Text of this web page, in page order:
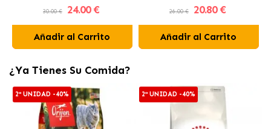
30.00 € 24.00 €
Añadir al Carrito
26.00 € 20.80 €
Añadir al Carrito
¿Ya Tienes Su Comida?
2ª UNIDAD -40% 2ª UNIDAD -40%